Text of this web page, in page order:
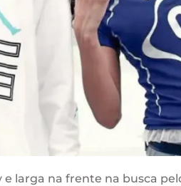
e larga na frente na busca